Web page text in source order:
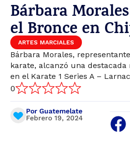
Bárbara
el Bronce en
ARTES MARCIALES
Bárbara Morales,
karate, alcanzó una
en el Karate 1 Series A –
0
Por Guatemelate
Febrero 19, 2024